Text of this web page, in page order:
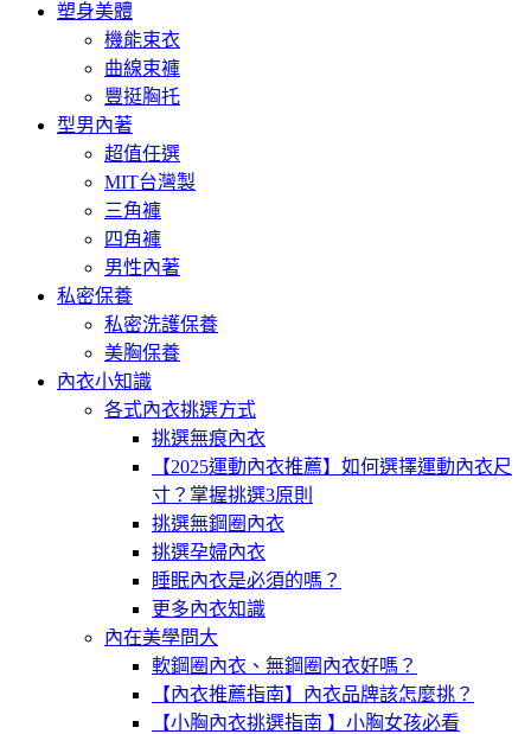
塑身美體
機能束衣
曲線束褲
豐挺胸托
型男內著
超值任選
MIT台灣製
三角褲
四角褲
男性內著
私密保養
私密洗護保養
美胸保養
內衣小知識
各式內衣挑選方式
挑選無痕內衣
【2025運動內衣推薦】如何選擇運動內衣尺
寸？掌握挑選3原則
挑選無鋼圈內衣
挑選孕婦內衣
睡眠內衣是必須的嗎？
更多內衣知識
內在美學問大
軟鋼圈內衣、無鋼圈內衣好嗎？
【內衣推薦指南】內衣品牌該怎麼挑？
【小胸內衣挑選指南 】小胸女孩必看